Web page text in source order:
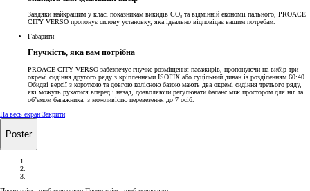
Завдяки найкращим у класі показникам викидів CO₂ та відмінній економії пального, PROACE
CITY VERSO пропонує силову установку, яка ідеально відповідає вашим потребам.
Габарити
Гнучкість, яка вам потрібна
PROACE CITY VERSO забезпечує гнучке розміщення пасажирів, пропонуючи на вибір три
окремі сидіння другого ряду з кріпленнями ISOFIX або суцільний диван із розділенням 60:40.
Обидві версії з короткою та довгою колісною базою мають два окремі сидіння третього ряду,
які можуть рухатися вперед і назад, дозволяючи регулювати баланс між простором для ніг та
об’ємом багажника, з можливістю перевезення до 7 осіб.
На весь екран Закрити
Poster